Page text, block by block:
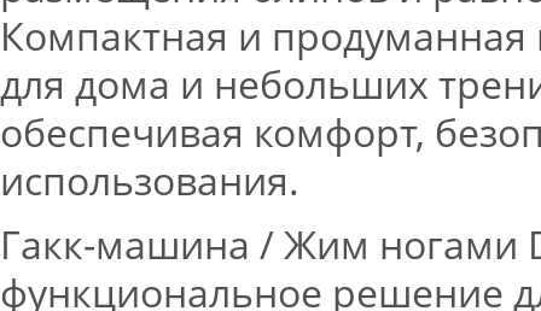
Компактная и продуманная
для дома и небольших
обеспечивая комфорт,
использования.
Гакк-машина / Жим ногами
функциональное решение